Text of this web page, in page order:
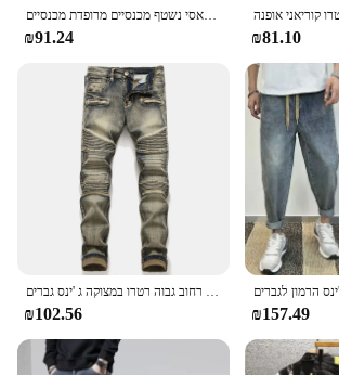
מכנסי ג 'ינס סמיר גברים 2024 אופנה חדש קלאסי נשטף מכנסיים מרופדת מכנסיים
₪91.24 ₪81.10
ארבע עונות רחוב גבוה רטרו במצוקה ג 'ינס גברים patchwork פצ' ינס קרועה כותנה ישרה עיפרון ג 'ינס y2k
₪102.56 ₪157.49